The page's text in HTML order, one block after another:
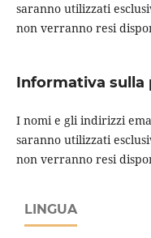
saranno utilizzati
non verranno resi
Informativa sulla
I nomi e gli indirizzi
saranno utilizzati
non verranno resi
LINGUA